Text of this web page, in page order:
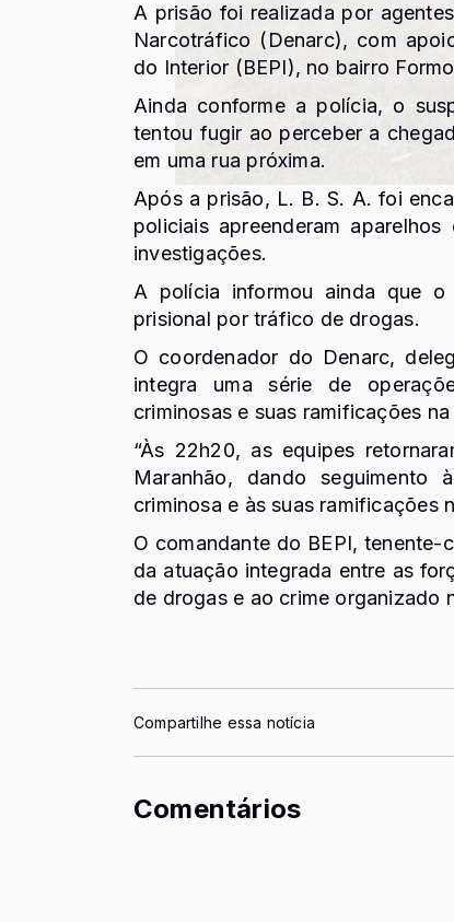
A prisão foi realizada por
Narcotráfico (Denarc), com
do Interior (BEPI), no bairro
Ainda conforme a polícia, o
tentou fugir ao perceber a
em uma rua próxima.
Após a prisão, L. B. S. A. foi
policiais apreenderam
investigações.
A polícia informou ainda que o
prisional por tráfico de drogas.
O coordenador do Denarc,
integra uma série de
criminosas e suas ramificações na
“Às 22h20, as equipes
Maranhão, dando
criminosa e às suas ramificações
O comandante do BEPI,
da atuação integrada entre as
de drogas e ao crime organizado
Compartilhe essa notícia
Comentários